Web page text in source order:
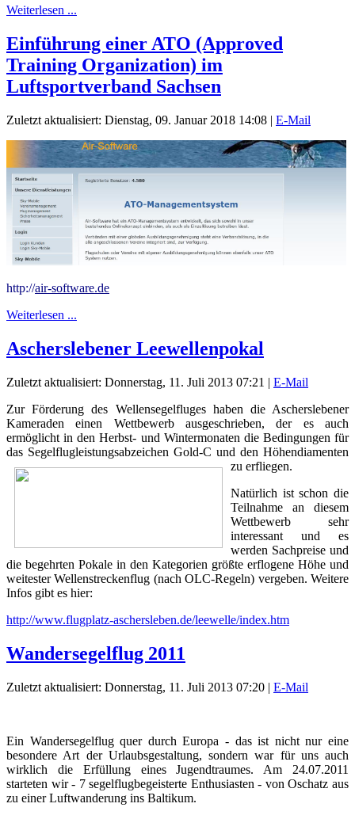
Weiterlesen ...
Einführung einer ATO (Approved
Training Organization) im
Luftsportverband Sachsen
Zuletzt aktualisiert: Dienstag, 09. Januar 2018 14:08 | E-Mail
http://air-software.de
Weiterlesen ...
Ascherslebener Leewellenpokal
Zuletzt aktualisiert: Donnerstag, 11. Juli 2013 07:21 | E-Mail
Zur Förderung des Wellensegelfluges haben die Ascherslebener
Kameraden einen Wettbewerb ausgeschrieben, der es auch
ermöglicht in den Herbst- und Wintermonaten die Bedingungen für
das Segelflugleistungsabzeichen Gold-C und den Höhendiamenten
zu erfliegen.
Natürlich ist schon die
Teilnahme an diesem
Wettbewerb sehr
interessant und es
werden Sachpreise und
die begehrten Pokale in den Kategorien größte erflogene Höhe und
weitester Wellenstreckenflug (nach OLC-Regeln) vergeben. Weitere
Infos gibt es hier:
http://www.flugplatz-aschersleben.de/leewelle/index.htm
Wandersegelflug 2011
Zuletzt aktualisiert: Donnerstag, 11. Juli 2013 07:20 | E-Mail
Ein Wandersegelflug quer durch Europa - das ist nicht nur eine
besondere Art der Urlaubsgestaltung, sondern war für uns auch
wirklich die Erfüllung eines Jugendtraumes. Am 24.07.2011
starteten wir - 7 segelflugbegeisterte Enthusiasten - von Oschatz aus
zu einer Luftwanderung ins Baltikum.